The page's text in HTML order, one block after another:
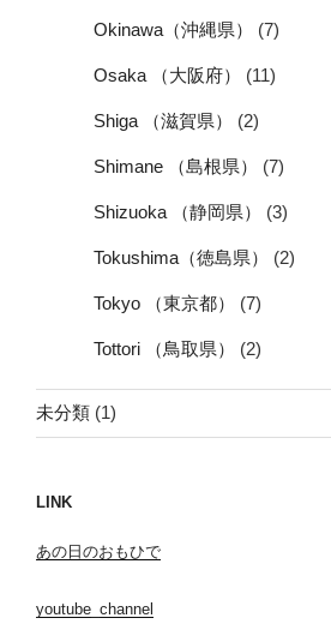
Okinawa（沖縄県） (7)
Osaka （大阪府） (11)
Shiga （滋賀県） (2)
Shimane （島根県） (7)
Shizuoka （静岡県） (3)
Tokushima（徳島県） (2)
Tokyo （東京都） (7)
Tottori （鳥取県） (2)
未分類 (1)
LINK
あの日のおもひで
youtube_channel